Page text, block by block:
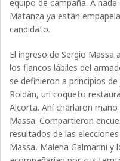
equipo de campaña. A nada
Matanza ya están
candidato.
El ingreso de Sergio Massa
los flancos lábiles del
se definieron a principios
Roldán, un coqueto
Alcorta. Ahí charlaron
Massa. Compartieron
resultados de las
Massa, Malena Galmarini